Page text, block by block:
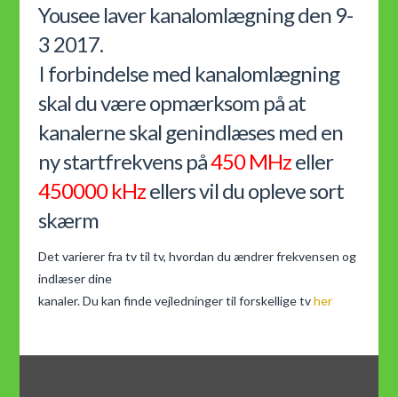
Yousee laver kanalomlægning den 9-
3 2017.
I forbindelse med kanalomlægning
skal du være opmærksom på at
kanalerne skal genindlæses med en
ny startfrekvens på450 MHzeller
450000 kHzellers vil du opleve sort
skærm
Det varierer fra tv til tv, hvordan du ændrer frekvensen og
indlæser dine
kanaler. Du kan finde vejledninger til forskellige tvher